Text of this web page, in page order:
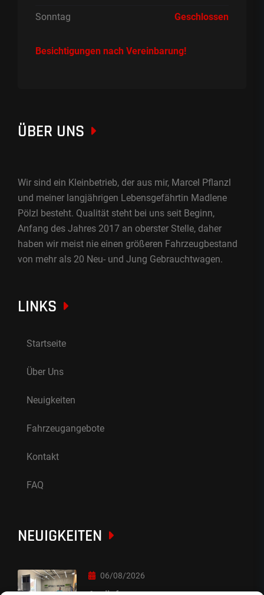
Sonntag Geschlossen
Besichtigungen nach Vereinbarung!
ÜBER UNS
Wir sind ein Kleinbetrieb, der aus mir, Marcel Pflanzl
und meiner langjährigen Lebensgefährtin Madlene
Pölzl besteht. Qualität steht bei uns seit Beginn,
Anfang des Jahres 2017 an oberster Stelle, daher
haben wir meist nie einen größeren Fahrzeugbestand
von mehr als 20 Neu- und Jung Gebrauchtwagen.
LINKS
Startseite
Über Uns
Neuigkeiten
Fahrzeugangebote
Kontakt
FAQ
NEUIGKEITEN
06/08/2026